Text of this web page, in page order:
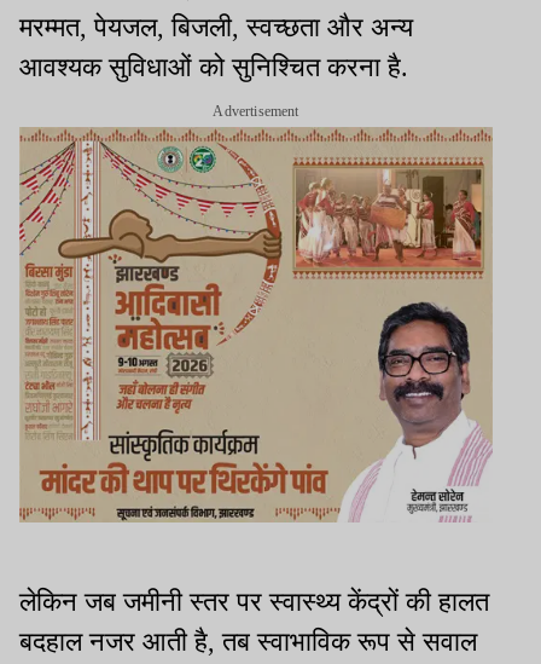
मरम्मत, पेयजल, बिजली, स्वच्छता और अन्य
आवश्यक सुविधाओं को सुनिश्चित करना है.
Advertisement
लेकिन जब जमीनी स्तर पर स्वास्थ्य केंद्रों की हालत
बदहाल नजर आती है, तब स्वाभाविक रूप से सवाल